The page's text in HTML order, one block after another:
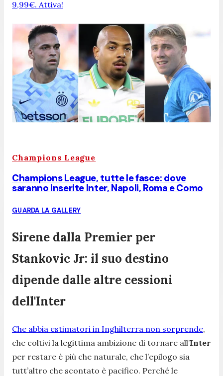
9,99€. Attiva!
Champions League
Champions League, tutte le fasce: dove
saranno inserite Inter, Napoli, Roma e Como
GUARDA LA GALLERY
Sirene dalla Premier per
Stankovic Jr: il suo destino
dipende dalle altre cessioni
dell'Inter
Che abbia estimatori in Inghilterra non sorprende,
che coltivi la legittima ambizione di tornare all’Inter
per restare è più che naturale, che l’epilogo sia
tutt’altro che scontato è pacifico. Perché le